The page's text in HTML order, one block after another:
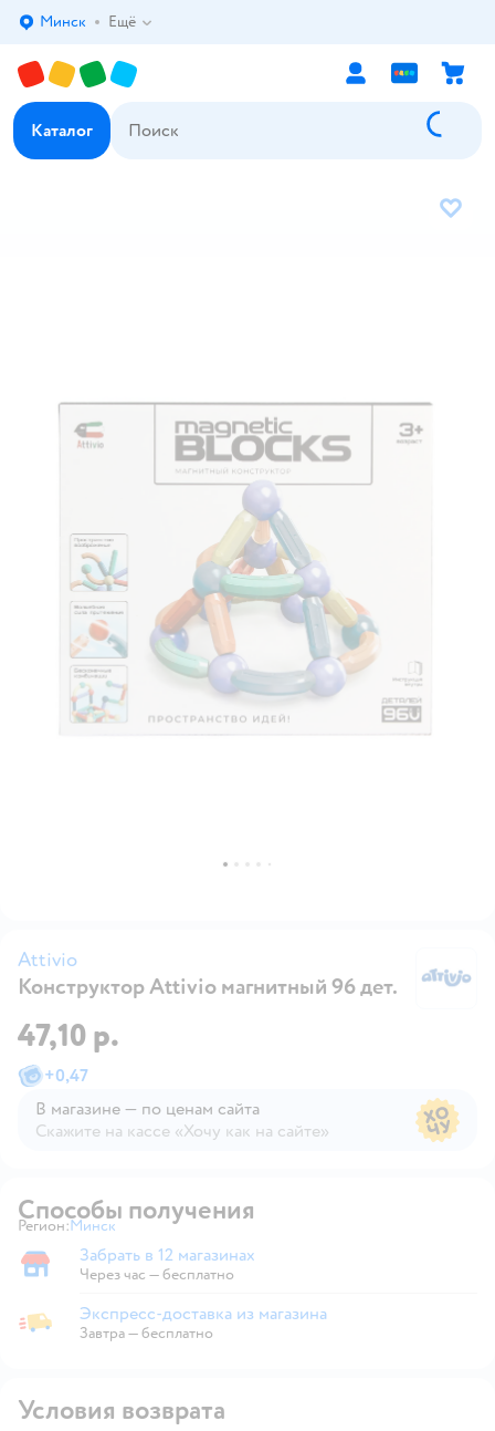
Выбор адреса доставки.
Минск Ещё
Каталог
В
Attivio
Конструктор Attivio магнитный 96 дет.
47,10 р.
+0,47
В магазине — по ценам сайта
Скажите на кассе «Хочу как на сайте»
Способы получения
Регион: Выбор адреса доставки.
Минск
Забрать в магазине
Забрать в 12 магазинах
Через час — бесплатно
Экспресс-доставка из магазина
Экспресс-доставка из магазина
Завтра—бесплатно
Условия возврата